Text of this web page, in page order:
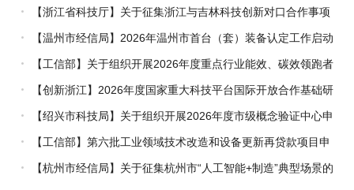
能竞赛的通知
【浙江省科技厅】关于征集浙江与吉林科技创新对口合作事项
的通知【温州市经信局】2026年温州市首台（套）装备认定工作启动
【工信部】关于组织开展2026年度重点行业能效、碳效领跑者
企业推荐工作的通知
【创新浙江】2026年度国家重大科技平台国际开放合作基础研
究专项（试点）项目指南
【绍兴市科技局】关于组织开展2026年度市级概念验证中心申
报工作的通知
【工信部】第六批工业领域技术改造和设备更新再贷款项目申
报工作启动
【杭州市经信局】关于征集杭州市“人工智能+制造”典型场景的